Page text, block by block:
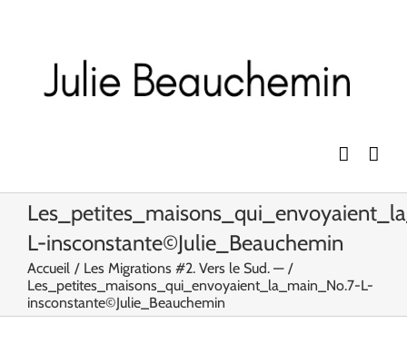
L-insconstante©Julie_Beauchemin
Accueil
Les Migrations #2. Vers le Sud. —
Les_petites_maisons_qui_envoyaient_la_main_No.7-L-
insconstante©Julie_Beauchemin